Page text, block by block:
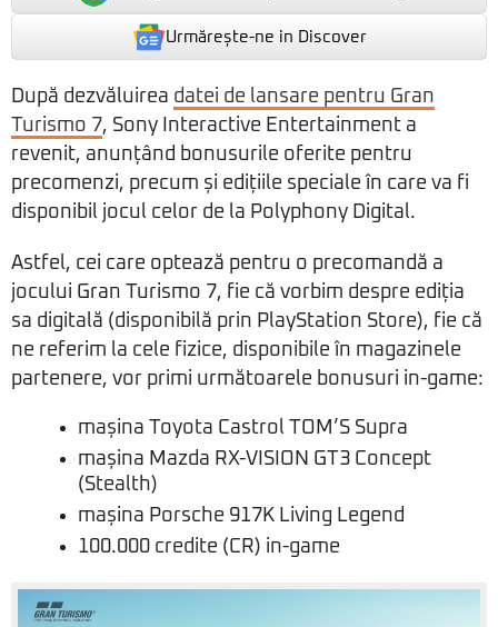
Urmărește-ne in Discover
După dezvăluirea datei de lansare pentru Gran
Turismo 7, Sony Interactive Entertainment a
revenit, anunțând bonusurile oferite pentru
precomenzi, precum și edițiile speciale în care va fi
disponibil jocul celor de la Polyphony Digital.
Astfel, cei care optează pentru o precomandă a
jocului Gran Turismo 7, fie că vorbim despre ediția
sa digitală (disponibilă prin PlayStation Store), fie că
ne referim la cele fizice, disponibile în magazinele
partenere, vor primi următoarele bonusuri in-game:
mașina Toyota Castrol TOM’S Supra
mașina Mazda RX-VISION GT3 Concept
(Stealth)
mașina Porsche 917K Living Legend
100.000 credite (CR) in-game